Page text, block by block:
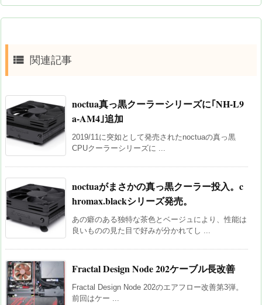
 関連記事
noctua真っ黒クーラーシリーズに｢NH-L9
a-AM4｣追加
2019/11に突如として発売されたnoctuaの真っ黒
CPUクーラーシリーズに ...
noctuaがまさかの真っ黒クーラー投入。c
hromax.blackシリーズ発売。
あの癖のある独特な茶色とベージュにより、性能は
良いものの見た目で好みが分かれてし ...
Fractal Design Node 202ケーブル長改善
Fractal Design Node 202のエアフロー改善第3弾。
前回はケー ...